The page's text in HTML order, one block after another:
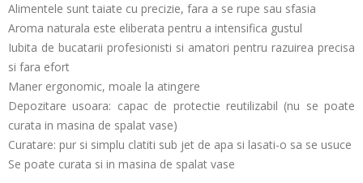
Alimentele sunt taiate cu precizie, fara a se rupe sau sfasia
Aroma naturala este eliberata pentru a intensifica gustul
Iubita de bucatarii profesionisti si amatori pentru razuirea precisa
si fara efort
Maner ergonomic, moale la atingere
Depozitare usoara: capac de protectie reutilizabil (nu se poate
curata in masina de spalat vase)
Curatare: pur si simplu clatiti sub jet de apa si lasati-o sa se usuce
Se poate curata si in masina de spalat vase